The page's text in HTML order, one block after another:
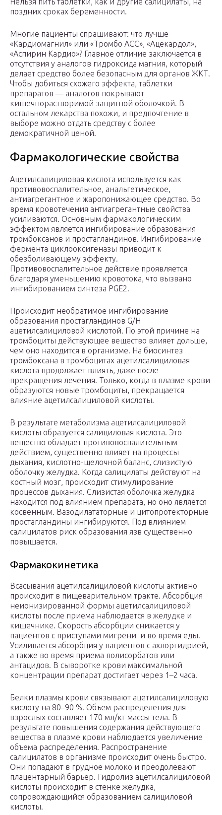
поздних сроках беременности.
Многие пациенты спрашивают: что лучше
«Кардиомагнил» или «Тромбо АСС», «Ацекардол»,
«Аспирин Кардио»? Главное отличие заключается в
отсутствия у аналогов гидроксида магния, который
делает средство более безопасным для органов ЖКТ.
Чтобы добиться схожего эффекта, таблетки
препаратов — аналогов покрывают
кишечнорастворимой защитной оболочкой. В
остальном лекарства похожи, и предпочтение в
выборе можно отдать средству с более
демократичной ценой.
Фармакологические свойства
Ацетилсалициловая кислота используется как
противовоспалительное, анальгетическое,
антиагрегантное и жаропонижающее средство. Во
время кровотечения антиагрегантные свойства
усиливаются. Основным фармакологическим
эффектом является ингибирование образования
тромбоксанов и простагландинов. Ингибирование
фермента циклооксигеназы приводит к
обезболивающему эффекту.
Противовоспалительное действие проявляется
благодаря уменьшению кровотока, что вызвано
ингибированием синтеза PGE2.
Происходит необратимое ингибирование
образования простагландинов G/H
ацетилсалициловой кислотой. По этой причине на
тромбоциты действующее вещество влияет дольше,
чем оно находится в организме. На биосинтез
тромбоксана в тромбоцитах ацетилсалициловая
кислота продолжает влиять, даже после
прекращения лечения. Только, когда в плазме крови
образуются новые тромбоциты, прекращается
влияние ацетилсалициловой кислоты.
В результате метаболизма ацетилсалициловой
кислоты образуется салициловая кислота. Это
вещество обладает противовоспалительным
действием, существенно влияет на процессы
дыхания, кислотно-щелочной баланс, слизистую
оболочку желудка. Когда салицилаты действуют на
костный мозг, происходит стимулирование
процессов дыхания. Слизистая оболочка желудка
находится под влиянием препарата, но оно является
косвенным. Вазодилататорные и цитопротекторные
простагландины ингибируются. Под влиянием
салицилатов риск образования язв существенно
повышается.
Фармакокинетика
Всасывания ацетилсалициловой кислоты активно
происходит в пищеварительном тракте. Абсорбция
неионизированной формы ацетилсалициловой
кислоты после приема наблюдается в желудке и
кишечнике. Скорость абсорбции снижается у
пациентов с приступами мигрени и во время еды.
Усиливается абсорбция у пациентов с ахлоргидрией,
а также во время приема полисорбатов или
антацидов. В сыворотке крови максимальной
концентрации препарат достигает через 1–2 часа.
Белки плазмы крови связывают ацетилсалициловую
кислоту на 80–90 %. Объем распределения для
взрослых составляет 170 мл/кг массы тела. В
результате повышения содержания действующего
вещества в плазме крови наблюдается увеличение
объема распределения. Распространение
салицилатов в организме происходит очень быстро.
Они попадают в грудное молоко и преодолевают
плацентарный барьер. Гидролиз ацетилсалициловой
кислоты происходит в стенке желудка,
сопровождающийся образованием салициловой
кислоты.